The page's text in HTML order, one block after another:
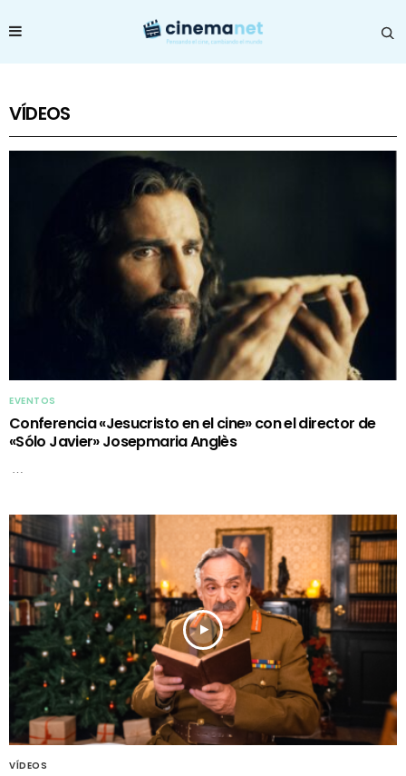
VÍDEOS
EVENTOS
Conferencia «Jesucristo en el cine» con el director de
«Sólo Javier» Josepmaria Anglès
…
VÍDEOS